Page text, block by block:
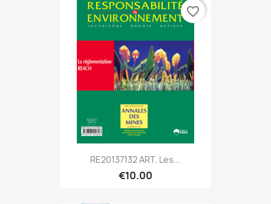
RE20137132 ART. Les...
€10.00
favorite_border